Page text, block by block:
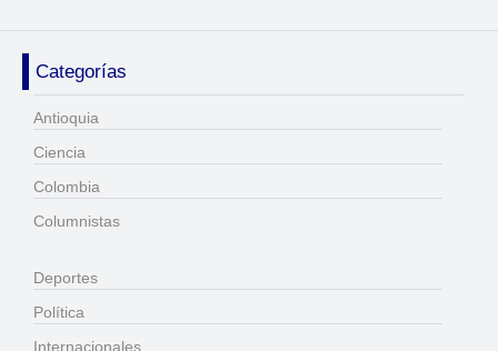
Categorías
Antioquia
Ciencia
Colombia
Columnistas
Deportes
Política
Internacionales